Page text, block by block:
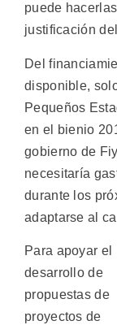
puede
justificación
Del
disponible,
Pequeños
en el bienio
gobierno de
necesitaría
durante los
adaptarse al
Para apoyar el
desarrollo de
propuestas de
proyectos de